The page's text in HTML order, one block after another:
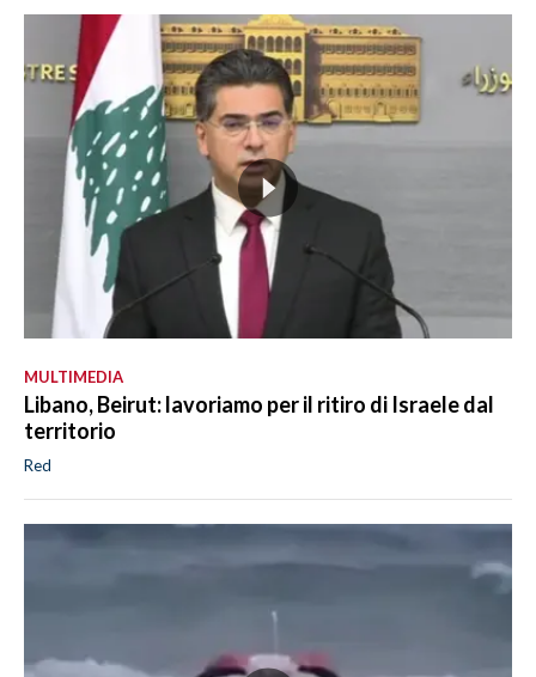
MULTIMEDIA
Libano, Beirut: lavoriamo per il ritiro di Israele dal
territorio
Red